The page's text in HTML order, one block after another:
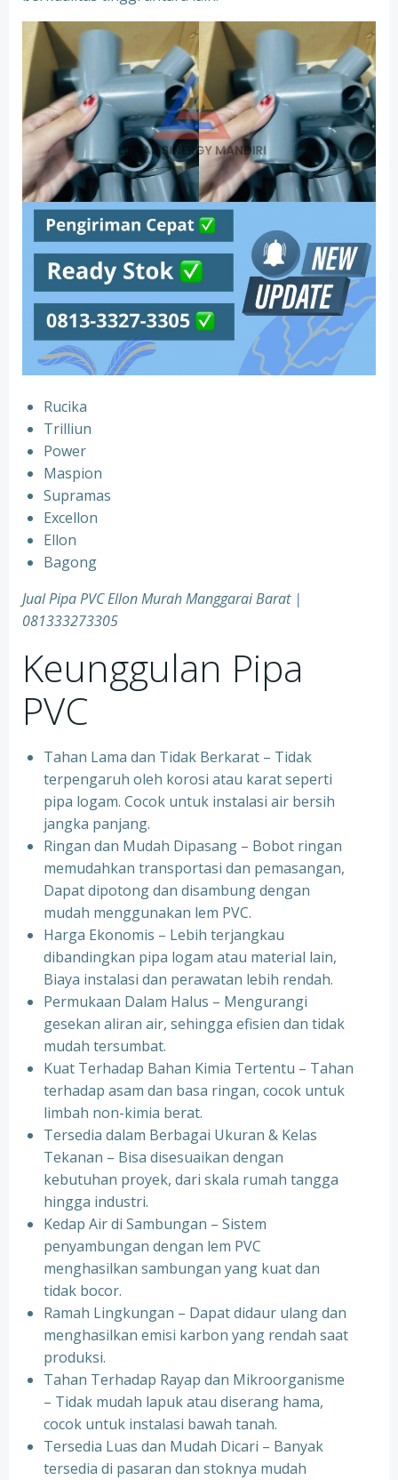
Rucika
Trilliun
Power
Maspion
Supramas
Excellon
Ellon
Bagong
Jual Pipa PVC Ellon Murah Manggarai Barat |
081333273305
Keunggulan Pipa
PVC
Tahan Lama dan Tidak Berkarat – Tidak
terpengaruh oleh korosi atau karat seperti
pipa logam. Cocok untuk instalasi air bersih
jangka panjang.
Ringan dan Mudah Dipasang – Bobot ringan
memudahkan transportasi dan pemasangan,
Dapat dipotong dan disambung dengan
mudah menggunakan lem PVC.
Harga Ekonomis – Lebih terjangkau
dibandingkan pipa logam atau material lain,
Biaya instalasi dan perawatan lebih rendah.
Permukaan Dalam Halus – Mengurangi
gesekan aliran air, sehingga efisien dan tidak
mudah tersumbat.
Kuat Terhadap Bahan Kimia Tertentu – Tahan
terhadap asam dan basa ringan, cocok untuk
limbah non-kimia berat.
Tersedia dalam Berbagai Ukuran & Kelas
Tekanan – Bisa disesuaikan dengan
kebutuhan proyek, dari skala rumah tangga
hingga industri.
Kedap Air di Sambungan – Sistem
penyambungan dengan lem PVC
menghasilkan sambungan yang kuat dan
tidak bocor.
Ramah Lingkungan – Dapat didaur ulang dan
menghasilkan emisi karbon yang rendah saat
produksi.
Tahan Terhadap Rayap dan Mikroorganisme
– Tidak mudah lapuk atau diserang hama,
cocok untuk instalasi bawah tanah.
Tersedia Luas dan Mudah Dicari – Banyak
tersedia di pasaran dan stoknya mudah